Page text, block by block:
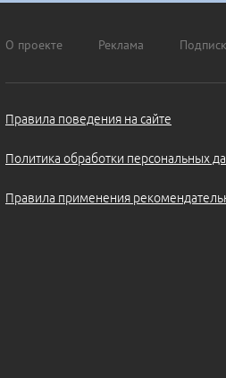
О проекте Реклама
Правила поведения на сайте
Политика обработки персональных
Правила применения